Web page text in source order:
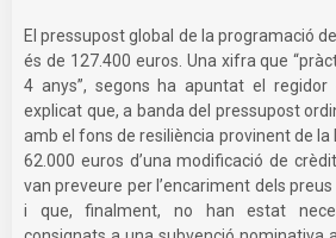
El pressupost global de la programació
és de 127.400 euros. Una xifra que
4 anys”, segons ha apuntat el regidor
explicat que, a banda del pressupost
amb el fons de resiliència provinent de la
62.000 euros d’una modificació de
van preveure per l’encariment dels
i que, finalment, no han estat